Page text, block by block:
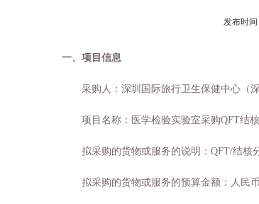
发布时
一、项目信息
采购人：深圳国际旅行卫生保健中心（
项目名称：医学检验实验室采购QFT结
拟采购的货物或服务的说明 ： QFT/结核
拟采购的货物或服务的预算金额 ：人民币